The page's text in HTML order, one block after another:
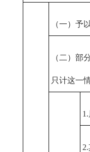
（一）予
（二）部
只计这一